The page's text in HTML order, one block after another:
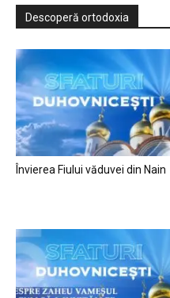
Descoperă ortodoxia
Învierea Fiului văduvei din Nain